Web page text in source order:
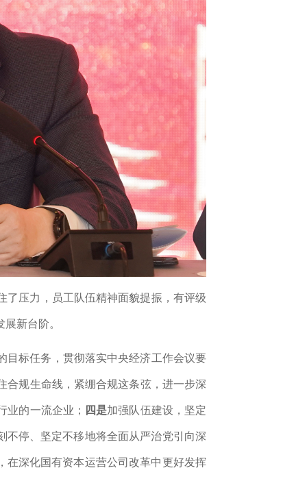
了压力，员工队伍精神面貌提振，有评级
新台阶。
目标任务， 贯彻落实中央经济工作会议要
合规生命线， 紧绷合规这条弦， 进一步深
业的一流企业； 四是加强队伍建设，坚定
不停、坚定不移地将全面从严治党引向深
在深化国有资本运营公司改革中更好发挥